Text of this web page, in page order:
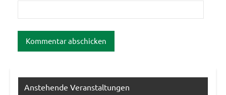
Anstehende Veranstaltungen